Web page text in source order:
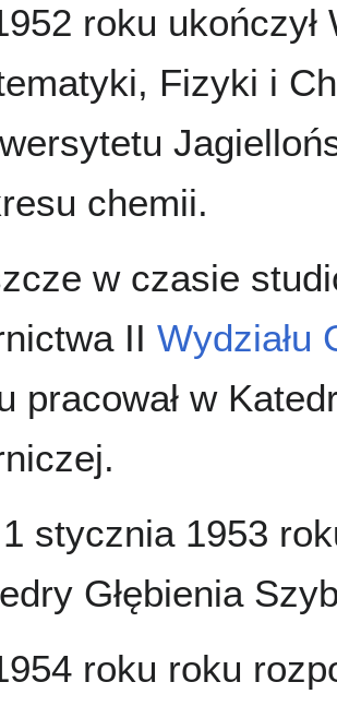
roku ukończył
Fizyki i
chemii.
w czasie
II Wydziału
pracował w
stycznia 1953
Głębienia
roku roku